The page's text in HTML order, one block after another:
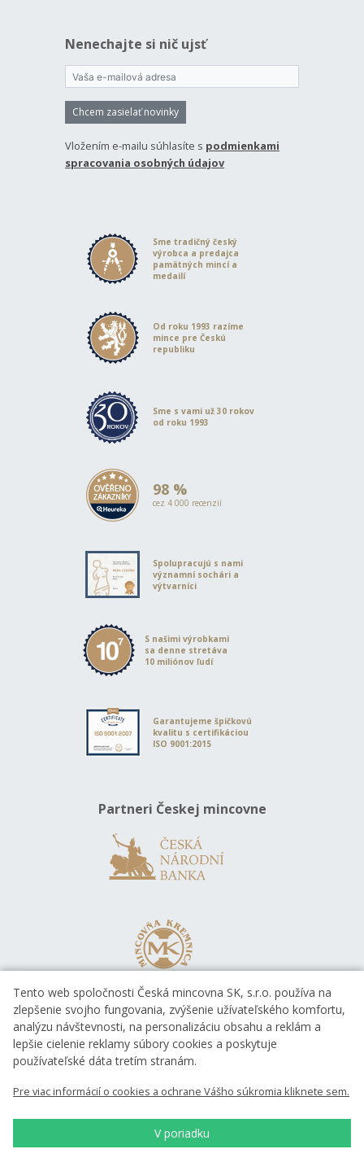
Nenechajte si nič ujsť
Chcem zasielať novinky
Vložením e-mailu súhlasíte s podmienkami
spracovania osobných údajov
Sme tradičný český
výrobca a predajca
pamätných mincí a
medailí
Od roku 1993 razíme
mince pre Českú
republiku
Sme s vami už 30 rokov
od roku 1993
98 %
cez 4 000 recenzií
Spolupracujú s nami
významní sochári a
výtvarníci
S našimi výrobkami
sa denne stretáva
10 miliónov ľudí
Garantujeme špičkovú
kvalitu s certifikáciou
ISO 9001:2015
Partneri Českej mincovne
Tento web spoločnosti Česká mincovna SK, s.r.o. používa na
zlepšenie svojho fungovania, zvýšenie užívateľského komfortu,
analýzu návštevnosti, na personalizáciu obsahu a reklám a
lepšie cielenie reklamy súbory cookies a poskytuje
používateľské dáta tretím stranám.
Pre viac informácií o cookies a ochrane Vášho súkromia kliknete sem.
V poriadku